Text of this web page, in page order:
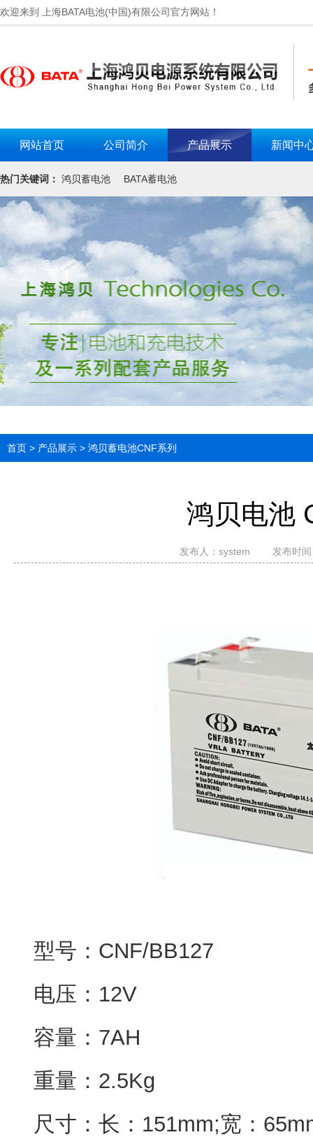
欢迎来到 上海BATA电池(中国)有限公司官方网站！
网站首页 公司简介 产品展示 新闻中
热门关键词： 鸿贝蓄电池 BATA蓄电池
首页 > 产品展示 > 鸿贝蓄电池CNF系列
鸿贝电池
发布人：system 发布时
型号：CNF/BB127
电压：12V
容量：7AH
重量：2.5Kg
尺寸：长：151mm;宽：